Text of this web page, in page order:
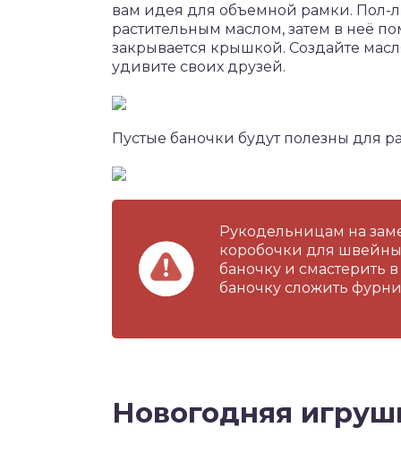
вам идея для объемной рамки. Пол-
растительным маслом, затем в неё
закрывается крышкой. Создайте
удивите своих друзей.
Пустые баночки будут полезны для
Рукодельницам на
коробочки для
баночку и смастерить
баночку сложить
Новогодняя